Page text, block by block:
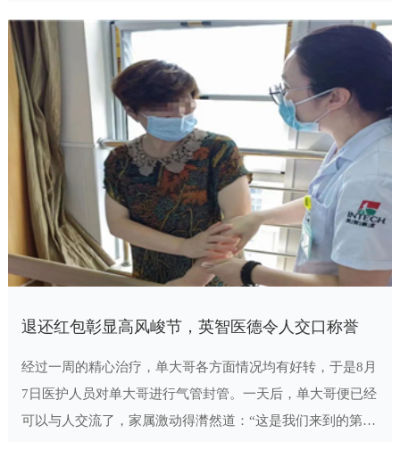
着医者的道德底线，捍卫着医院的医德医风。
退还红包彰显高风峻节，英智医德令人交口称誉
经过一周的精心治疗，单大哥各方面情况均有好转，于是8月
7日医护人员对单大哥进行气管封管。一天后，单大哥便已经
可以与人交流了，家属激动得潸然道：“这是我们来到的第五